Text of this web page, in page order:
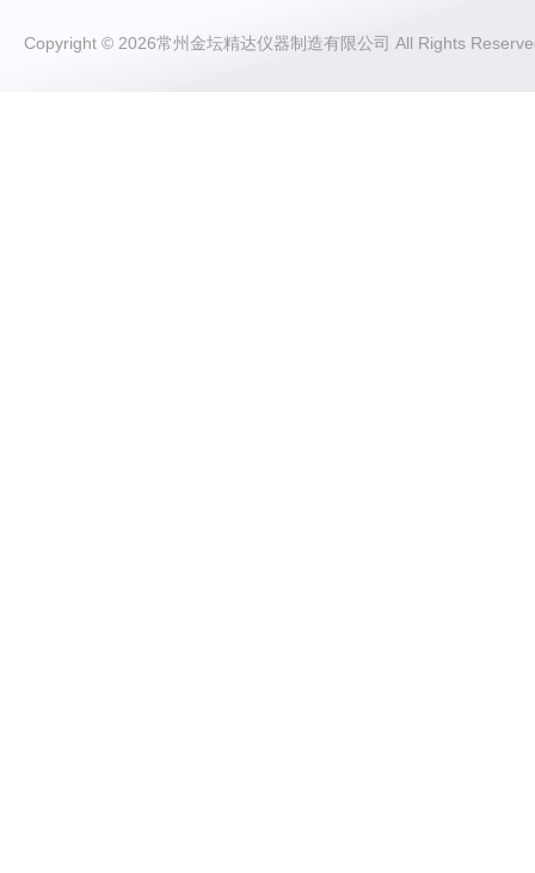
Copyright © 2026常州金坛精达仪器制造有限公司 All Rights